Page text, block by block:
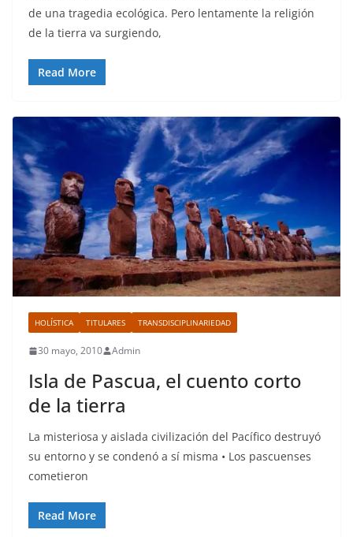
de una tragedia ecológica. Pero lentamente la religión
de la tierra va surgiendo,
Read More
HOLÍSTICA TITULARES TRANSDISCIPLINARIEDAD
30 mayo, 2010 Admin
Isla de Pascua, el cuento corto
de la tierra
La misteriosa y aislada civilización del Pacífico destruyó
su entorno y se condenó a sí misma • Los pascuenses
cometieron
Read More